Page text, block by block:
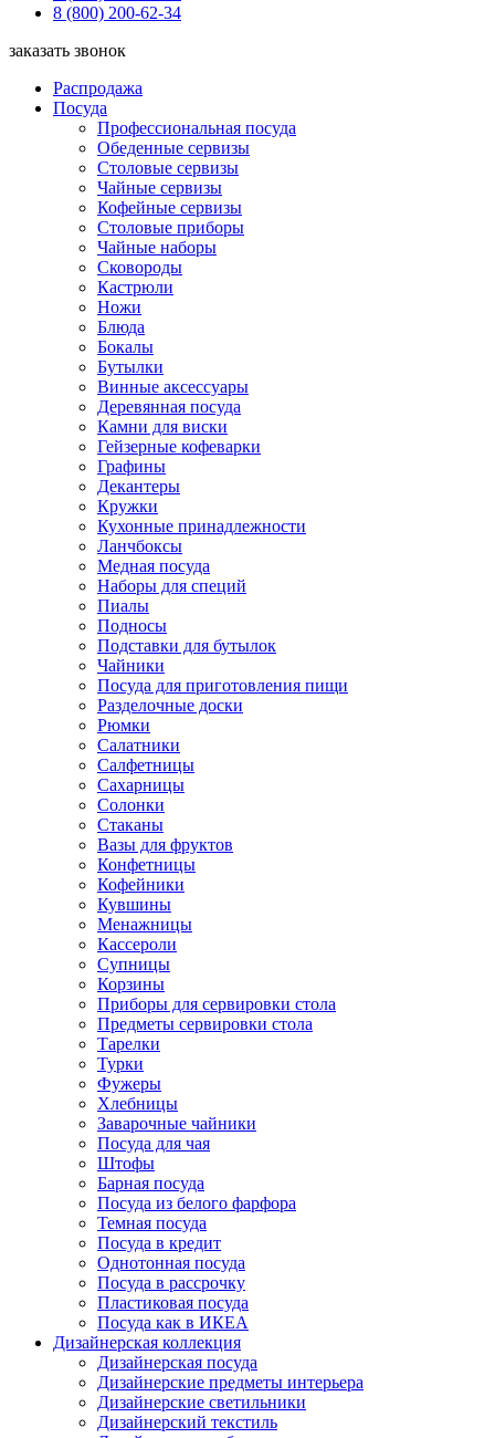
8 (800) 200-62-34
заказать звонок
Распродажа
Посуда
Профессиональная посуда
Обеденные сервизы
Столовые сервизы
Чайные сервизы
Кофейные сервизы
Столовые приборы
Чайные наборы
Сковороды
Кастрюли
Ножи
Блюда
Бокалы
Бутылки
Винные аксессуары
Деревянная посуда
Камни для виски
Гейзерные кофеварки
Графины
Декантеры
Кружки
Кухонные принадлежности
Ланчбоксы
Медная посуда
Наборы для специй
Пиалы
Подносы
Подставки для бутылок
Чайники
Посуда для приготовления пищи
Разделочные доски
Рюмки
Салатники
Салфетницы
Сахарницы
Солонки
Стаканы
Вазы для фруктов
Конфетницы
Кофейники
Кувшины
Менажницы
Кассероли
Супницы
Корзины
Приборы для сервировки стола
Предметы сервировки стола
Тарелки
Турки
Фужеры
Хлебницы
Заварочные чайники
Посуда для чая
Штофы
Барная посуда
Посуда из белого фарфора
Темная посуда
Посуда в кредит
Однотонная посуда
Посуда в рассрочку
Пластиковая посуда
Посуда как в ИКЕА
Дизайнерская коллекция
Дизайнерская посуда
Дизайнерские предметы интерьера
Дизайнерские светильники
Дизайнерский текстиль